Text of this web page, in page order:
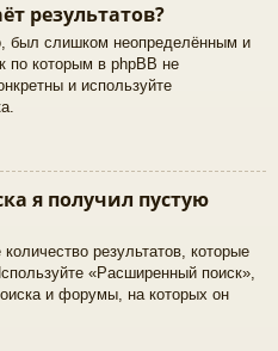
результатов?
был слишком неопределённым и
по которым в phpBB не
и используйте
я получил пустую
результатов, которые
«Расширенный поиск»,
и форумы, на которых он